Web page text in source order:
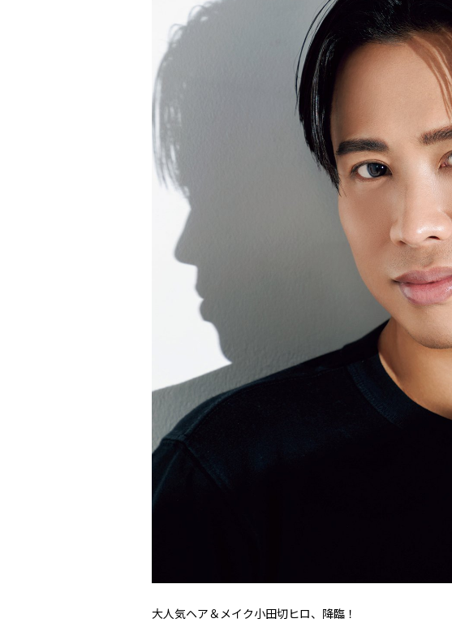
大人気ヘア＆メイク小田切ヒロ、降臨！